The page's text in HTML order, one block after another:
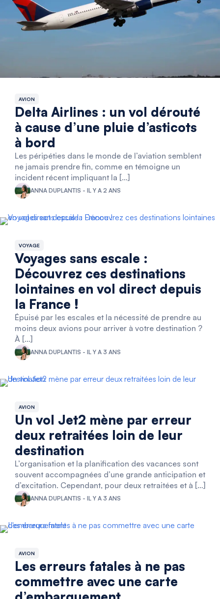
AVION
Delta Airlines : un vol dérouté
à cause d’une pluie d’asticots
à bord
Les péripéties dans le monde de l’aviation semblent
ne jamais prendre fin, comme en témoigne un
incident récent impliquant la […]
ANNA DUPLANTIS - IL Y A 2 ANS
VOYAGE
Voyages sans escale :
Découvrez ces destinations
lointaines en vol direct depuis
la France !
Épuisé par les escales et la nécessité de prendre au
moins deux avions pour arriver à votre destination ?
À […]
ANNA DUPLANTIS - IL Y A 3 ANS
AVION
Un vol Jet2 mène par erreur
deux retraitées loin de leur
destination
L’organisation et la planification des vacances sont
souvent accompagnées d’une grande anticipation et
d’excitation. Cependant, pour deux retraitées et à […]
ANNA DUPLANTIS - IL Y A 3 ANS
AVION
Les erreurs fatales à ne pas
commettre avec une carte